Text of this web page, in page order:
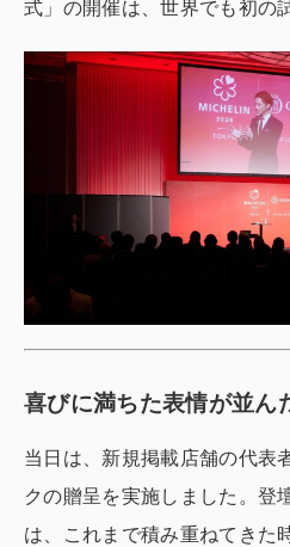
式」の開催は、世界でも初の
喜びに満ちた表情が並ん
当日は、新規掲載店舗の代表
クの贈呈を実施しました。登
は、これまで積み重ねてきた